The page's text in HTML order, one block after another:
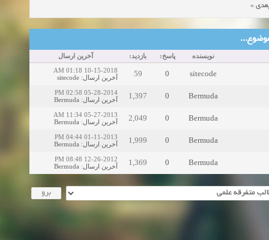
»
نویسنده پاسخ: بازدید: آخرین ارسال
sitecode
0
59
10-15-2018 01:18 AM
آخرین ارسال:
sitecode
Bermuda
0
1,397
05-28-2014 02:58 PM
آخرین ارسال:
Bermuda
Bermuda
0
2,049
05-27-2013 11:34 AM
آخرین ارسال:
Bermuda
Bermuda
0
1,999
01-11-2013 04:44 PM
آخرین ارسال:
Bermuda
Bermuda
0
1,369
12-26-2012 08:48 PM
آخرین ارسال:
Bermuda